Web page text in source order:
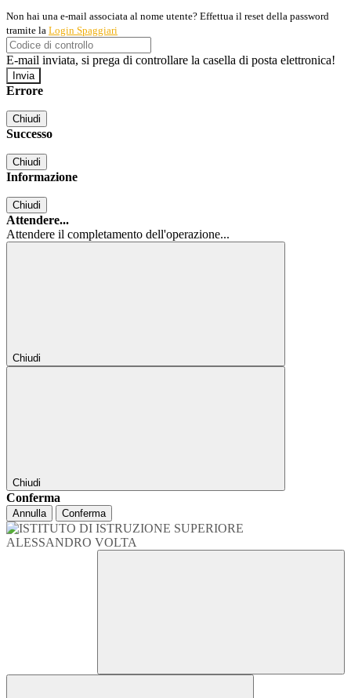
Non hai una e-mail associata al nome utente? Effettua il reset della password
tramite la Login Spaggiari
E-mail inviata, si prega di controllare la casella di posta elettronica!
Errore
Chiudi
Successo
Chiudi
Informazione
Chiudi
Attendere...
Attendere il completamento dell'operazione...
Chiudi
Chiudi
Conferma
Annulla Conferma